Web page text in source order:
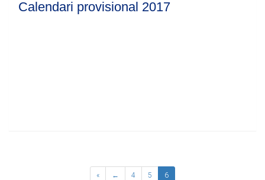
Calendari provisional 2017
« ← 4 5 6